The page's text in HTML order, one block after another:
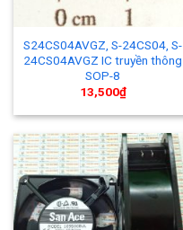
S24CS04AVGZ, S-24CS04, S-
24CS04AVGZ IC truyền thông
SOP-8
13,500₫